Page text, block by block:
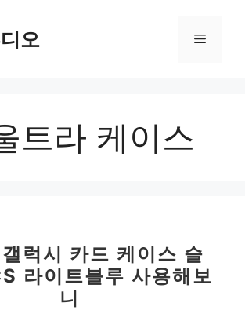
오 메
트라 케이스
럭시 카드 케이스 슬
라이트블루 사용해보
니